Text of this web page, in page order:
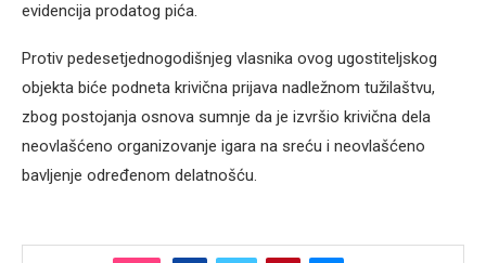
evidencija prodatog pića.
Protiv pedesetjednogodišnjeg vlasnika ovog ugostiteljskog
objekta biće podneta krivična prijava nadležnom tužilaštvu,
zbog postojanja osnova sumnje da je izvršio krivična dela
neovlašćeno organizovanje igara na sreću i neovlašćeno
bavljenje određenom delatnošću.